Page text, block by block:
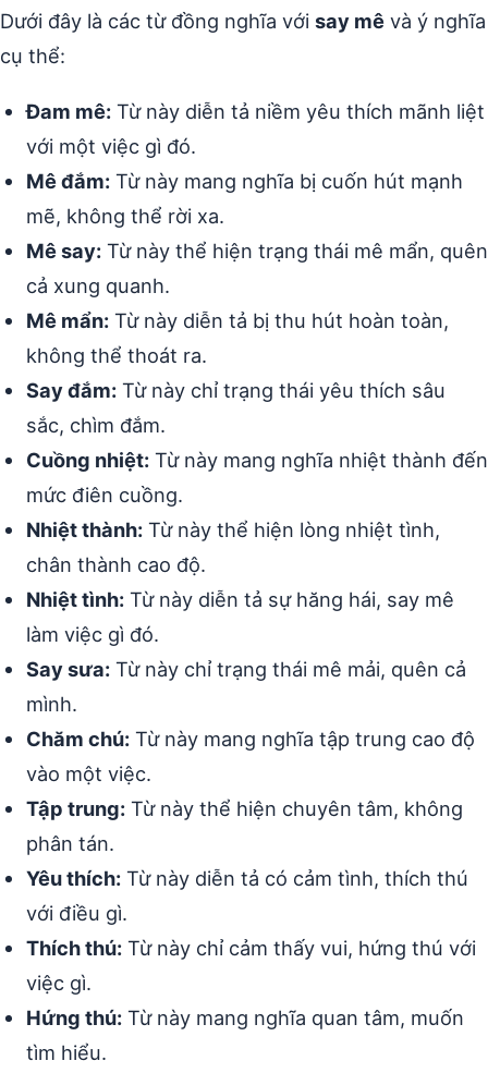
Dưới đây là các từ đồng nghĩa với say mê và ý nghĩa
cụ thể:
Đam mê: Từ này diễn tả niềm yêu thích mãnh liệt
với một việc gì đó.
Mê đắm: Từ này mang nghĩa bị cuốn hút mạnh
mẽ, không thể rời xa.
Mê say: Từ này thể hiện trạng thái mê mẩn, quên
cả xung quanh.
Mê mẩn: Từ này diễn tả bị thu hút hoàn toàn,
không thể thoát ra.
Say đắm: Từ này chỉ trạng thái yêu thích sâu
sắc, chìm đắm.
Cuồng nhiệt: Từ này mang nghĩa nhiệt thành đến
mức điên cuồng.
Nhiệt thành: Từ này thể hiện lòng nhiệt tình,
chân thành cao độ.
Nhiệt tình: Từ này diễn tả sự hăng hái, say mê
làm việc gì đó.
Say sưa: Từ này chỉ trạng thái mê mải, quên cả
mình.
Chăm chú: Từ này mang nghĩa tập trung cao độ
vào một việc.
Tập trung: Từ này thể hiện chuyên tâm, không
phân tán.
Yêu thích: Từ này diễn tả có cảm tình, thích thú
với điều gì.
Thích thú: Từ này chỉ cảm thấy vui, hứng thú với
việc gì.
Hứng thú: Từ này mang nghĩa quan tâm, muốn
tìm hiểu.